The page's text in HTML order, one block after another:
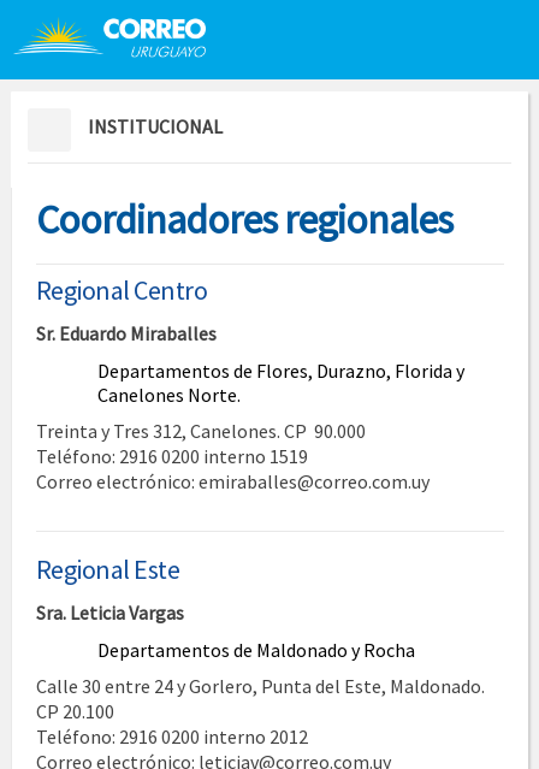
Saltar al contenido
INSTITUCIONAL
Coordinadores regionales
Regional Centro
Sr. Eduardo Miraballes
Departamentos de Flores, Durazno, Florida y
Canelones Norte.
Treinta y Tres 312, Canelones. CP 90.000
Teléfono: 2916 0200 interno 1519
Correo electrónico: emiraballes@correo.com.uy
Regional Este
Sra. Leticia Vargas
Departamentos de Maldonado y Rocha
Calle 30 entre 24 y Gorlero, Punta del Este, Maldonado.
CP 20.100
Teléfono: 2916 0200 interno 2012
Correo electrónico: leticiav@correo.com.uy